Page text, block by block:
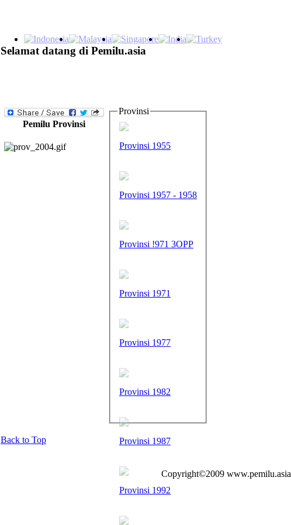
Selamat datang di Pemilu.asia
Pemilu Provinsi
Provinsi
Provinsi 1955
Provinsi 1957 - 1958
Provinsi !971 3OPP
Provinsi 1971
Provinsi 1977
Provinsi 1982
Provinsi 1987
Provinsi 1992
Back to Top
Copyright©2009 www.pemilu.asia